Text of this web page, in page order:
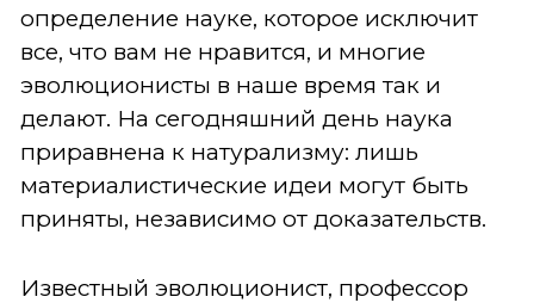
определение науке, которое исключит
все, что вам не нравится, и многие
эволюционисты в наше время так и
делают. На сегодняшний день наука
приравнена к натурализму: лишь
материалистические идеи могут быть
приняты, независимо от доказательств.
Известный эволюционист, профессор